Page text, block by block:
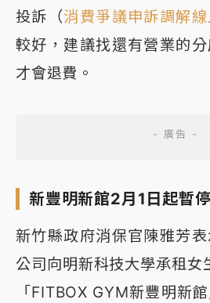
投訴（消費爭議申訴調解
較好，建議找還有營業的分
才會退費。
新豐明新館2月1日起暫
新竹縣政府消保官陳雅芳
公司向明新科技大學承租女
「FITBOX GYM新豐明新